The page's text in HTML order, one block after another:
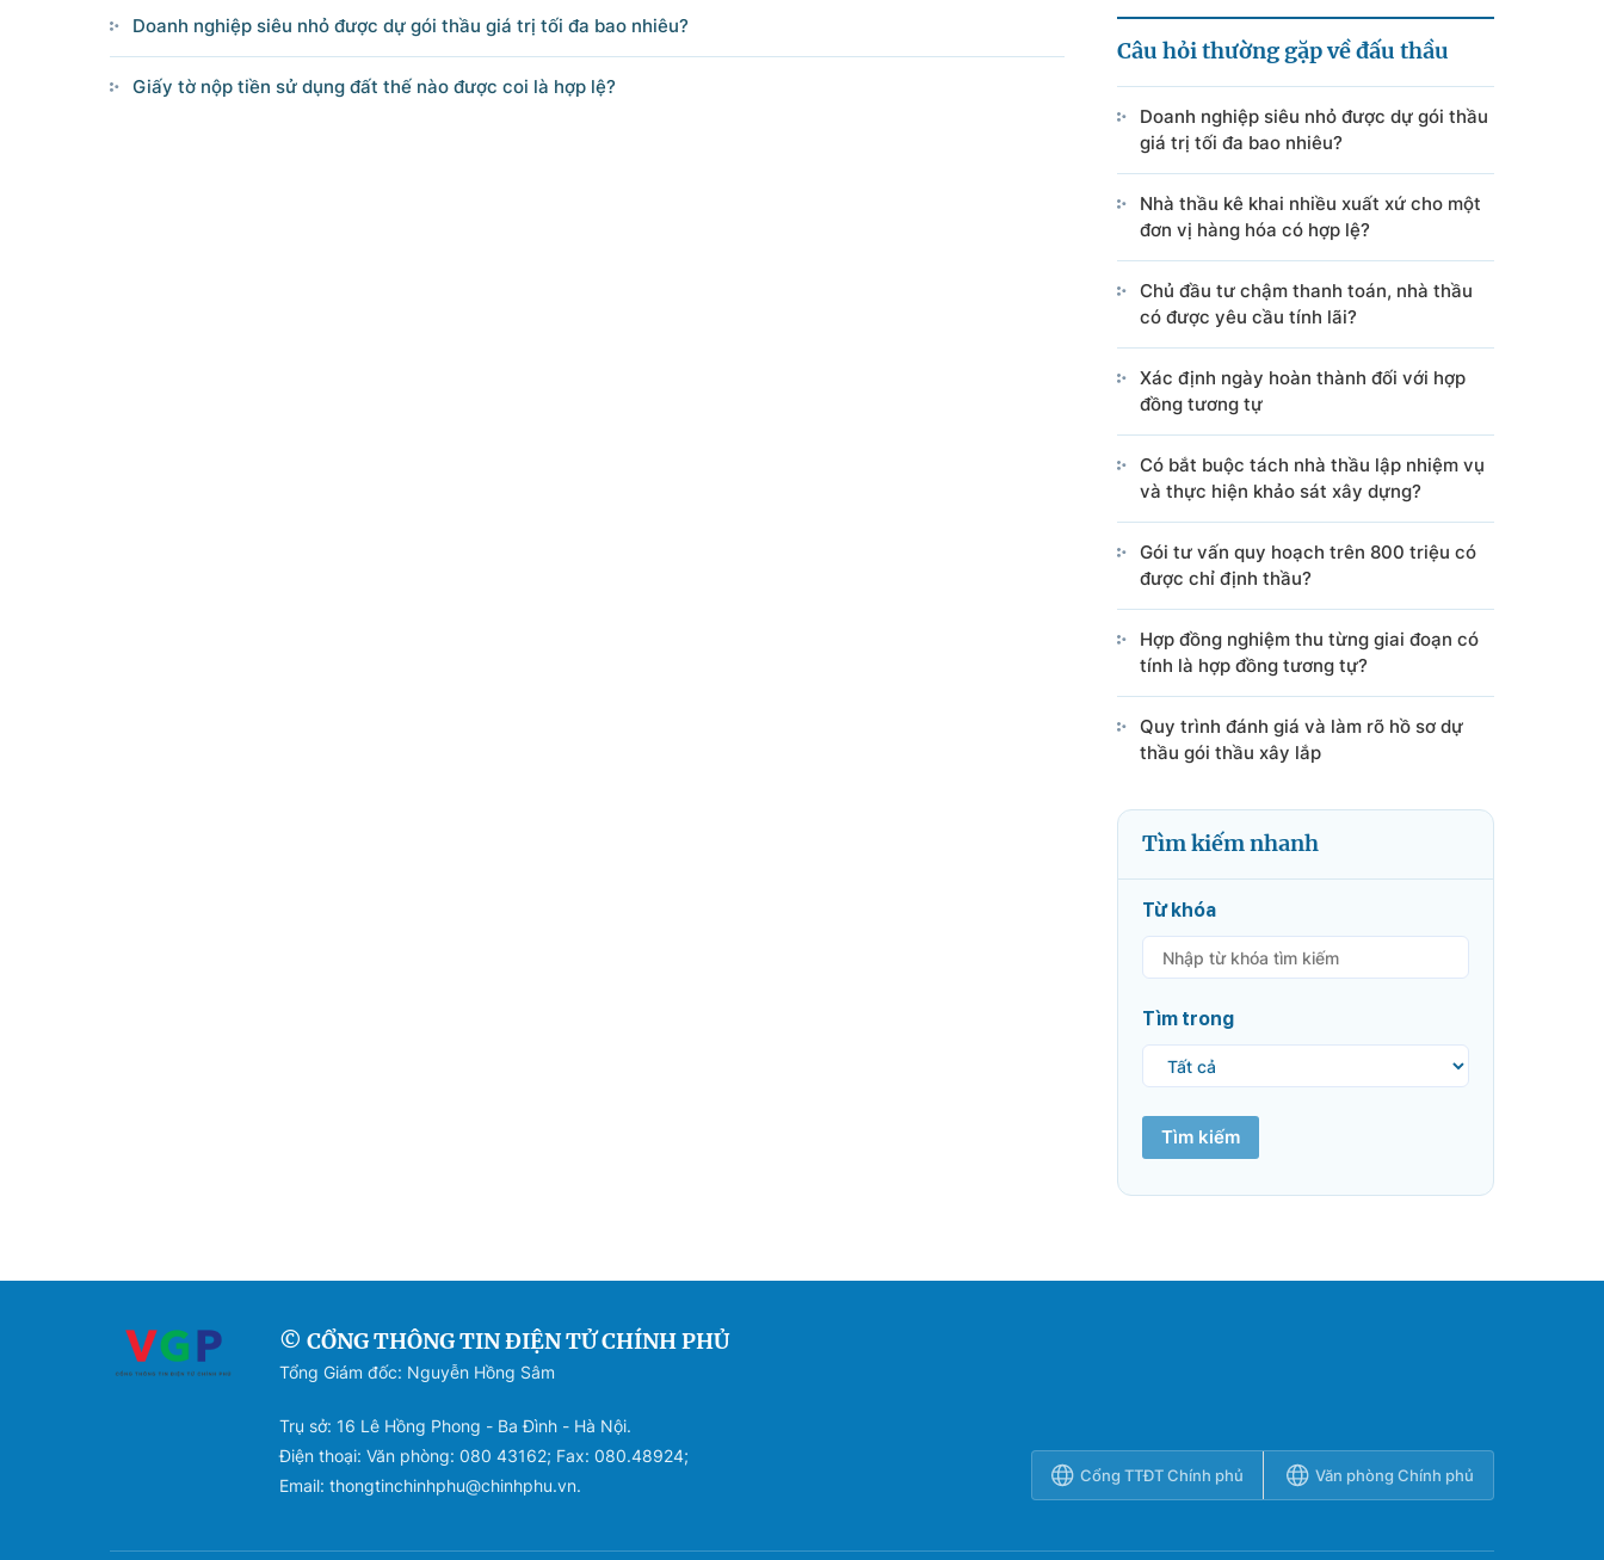
Doanh nghiệp siêu nhỏ được dự gói thầu giá trị tối đa bao nhiêu?
Giấy tờ nộp tiền sử dụng đất thế nào được coi là hợp lệ?
Câu hỏi thường gặp về đấu thầu
Doanh nghiệp siêu nhỏ được dự gói thầu
giá trị tối đa bao nhiêu?
Nhà thầu kê khai nhiều xuất xứ cho một
đơn vị hàng hóa có hợp lệ?
Chủ đầu tư chậm thanh toán, nhà thầu
có được yêu cầu tính lãi?
Xác định ngày hoàn thành đối với hợp
đồng tương tự
Có bắt buộc tách nhà thầu lập nhiệm vụ
và thực hiện khảo sát xây dựng?
Gói tư vấn quy hoạch trên 800 triệu có
được chỉ định thầu?
Hợp đồng nghiệm thu từng giai đoạn có
tính là hợp đồng tương tự?
Quy trình đánh giá và làm rõ hồ sơ dự
thầu gói thầu xây lắp
Tìm kiếm nhanh
Từ khóa
Tìm trong
Tìm kiếm
© CỔNG THÔNG TIN ĐIỆN TỬ CHÍNH PHỦ
Tổng Giám đốc: Nguyễn Hồng Sâm
Trụ sở: 16 Lê Hồng Phong - Ba Đình - Hà Nội.
Điện thoại: Văn phòng: 080 43162; Fax: 080.48924;
Email: thongtinchinhphu@chinhphu.vn.
Cổng TTĐT Chính phủ Văn phòng Chính phủ